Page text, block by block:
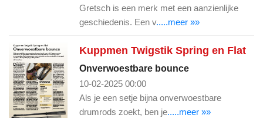
Gretsch is een merk met een aanzienlijke
geschiedenis. Een v.....meer »»
Kuppmen Twigstik Spring en Flat
Onverwoestbare bounce
10-02-2025 00:00
Als je een setje bijna onverwoestbare
drumrods zoekt, ben je.....meer »»